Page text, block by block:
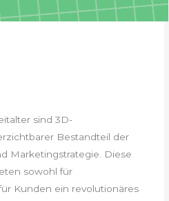
sind 3D-
Bestandteil der
Marketingstrategie. Diese
sowohl für
Kunden ein revolutionäres